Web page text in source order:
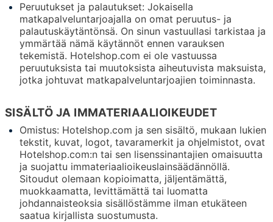
Peruutukset ja palautukset: Jokaisella
matkapalveluntarjoajalla on omat peruutus- ja
palautuskäytäntönsä. On sinun vastuullasi tarkistaa ja
ymmärtää nämä käytännöt ennen varauksen
tekemistä. Hotelshop.com ei ole vastuussa
peruutuksista tai muutoksista aiheutuvista maksuista,
jotka johtuvat matkapalveluntarjoajien toiminnasta.
SISÄLTÖ JA IMMATERIAALIOIKEUDET
Omistus: Hotelshop.com ja sen sisältö, mukaan lukien
tekstit, kuvat, logot, tavaramerkit ja ohjelmistot, ovat
Hotelshop.com:n tai sen lisenssinantajien omaisuutta
ja suojattu immateriaalioikeuslainsäädännöllä.
Sitoudut olemaan kopioimatta, jäljentämättä,
muokkaamatta, levittämättä tai luomatta
johdannaisteoksia sisällöstämme ilman etukäteen
saatua kirjallista suostumusta.